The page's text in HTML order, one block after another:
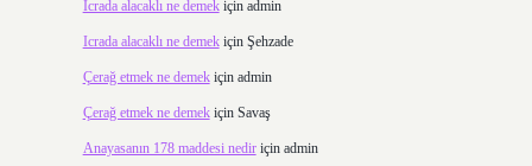
Icrada alacaklı ne demekiçin admin
Icrada alacaklı ne demekiçin Şehzade
Çerağ etmek ne demekiçin admin
Çerağ etmek ne demekiçin Savaş
Anayasanın 178 maddesi nediriçin admin